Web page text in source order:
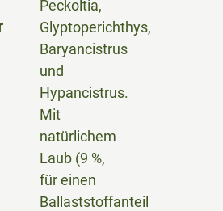
Peckoltia,
Glyptoperichthys,
Baryancistrus
und
Hypancistrus.
Mit
natürlichem
Laub (9 %,
für einen
Ballaststoffanteil